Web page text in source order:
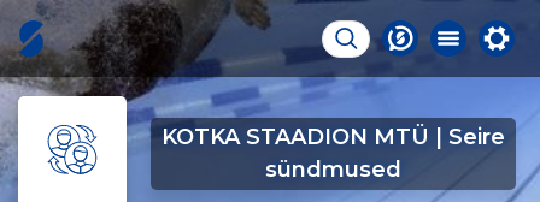
KOTKA STAADION MTÜ | Seire
sündmused